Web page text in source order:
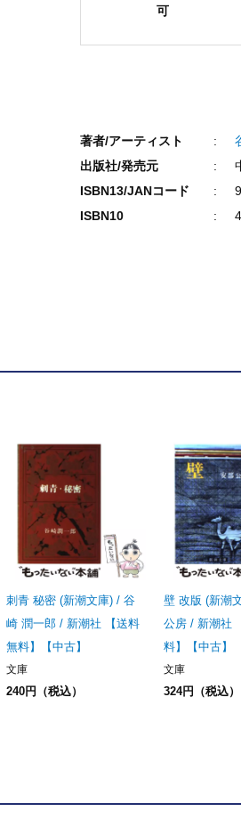
可
著者/アーティスト
出版社/発売元
ISBN13/JANコード
ISBN10
刺青 秘密 (新潮文庫) / 谷
崎 潤一郎 / 新潮社 【送料
無料】【中古】
文庫
240円（税込）
壁 改版 (新潮
公房 / 新潮社
料】【中古】
文庫
324円（税込）